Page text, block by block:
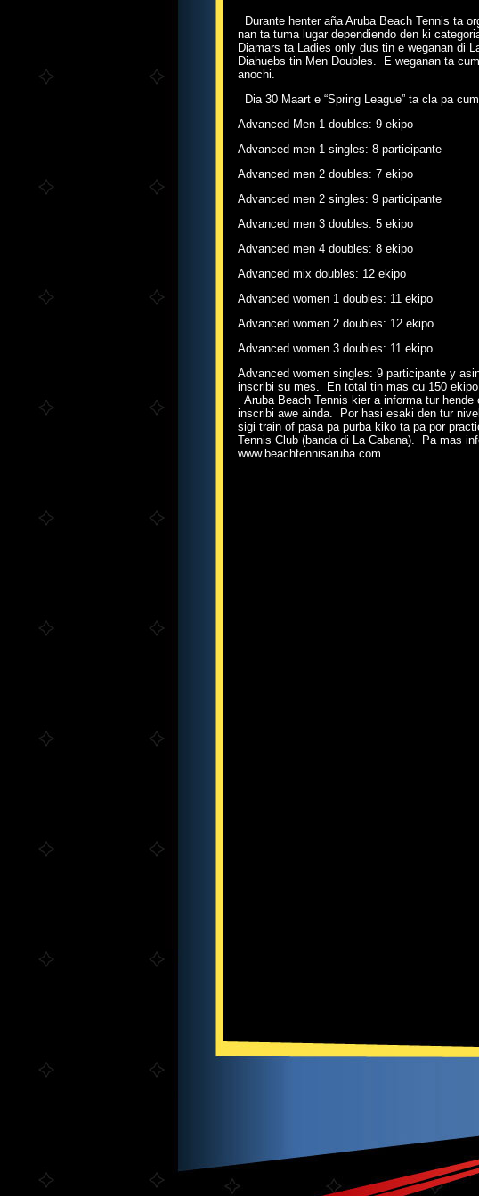
Durante henter aña Aruba Beach Tennis ta
nan ta tuma lugar dependiendo den ki
Diamars ta Ladies only dus tin e weganan di
Diahuebs tin Men Doubles. E weganan ta
anochi.
Dia 30 Maart e “Spring League” ta cla pa
Advanced Men 1 doubles: 9 ekipo
Advanced men 1 singles: 8 participante
Advanced men 2 doubles: 7 ekipo
Advanced men 2 singles: 9 participante
Advanced men 3 doubles: 5 ekipo
Advanced men 4 doubles: 8 ekipo
Advanced mix doubles: 12 ekipo
Advanced women 1 doubles: 11 ekipo
Advanced women 2 doubles: 12 ekipo
Advanced women 3 doubles: 11 ekipo
Advanced women singles: 9 participante y
inscribi su mes. En total tin mas cu 150
Aruba Beach Tennis kier a informa tur
inscribi awe ainda. Por hasi esaki den tur
sigi train of pasa pa purba kiko ta pa por
Tennis Club (banda di La Cabana). Pa mas
www.beachtennisaruba.com